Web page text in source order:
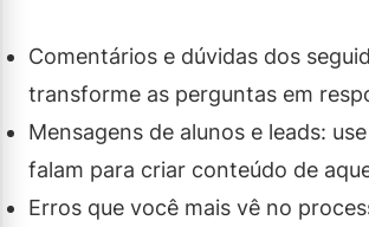
Comentários e dúvidas dos
transforme as perguntas em
Mensagens de alunos e leads:
falam para criar conteúdo de
Erros que você mais vê no